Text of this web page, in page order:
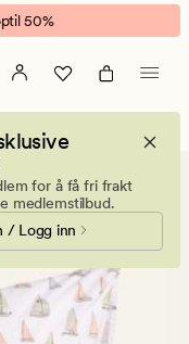
50%
for å få fri frakt
medlemstilbud.
/ Logg inn